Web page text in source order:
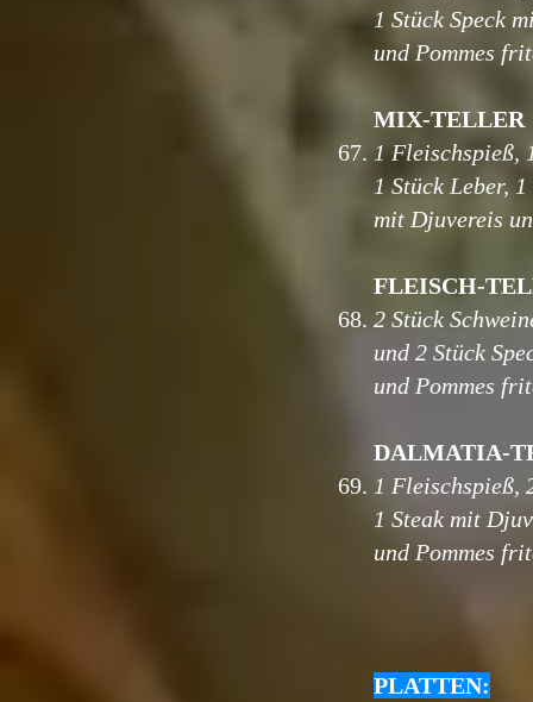
67.
68.
69.
1 Stück Speck
und Pommes
MIX-TELLER
1 Fleischspieß,
1 Stück Leber,
mit Djuvereis
FLEISCH-
2 Stück
und 2 Stück
und Pommes
DALMATIA-
1 Fleischspieß,
1 Steak mit
und Pommes
PLATTEN: